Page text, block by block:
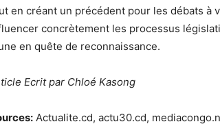
en créant un précédent pour les débats à
concrètement les processus
en quête de reconnaissance.
Ecrit par Chloé Kasong
Actualite.cd, actu30.cd,